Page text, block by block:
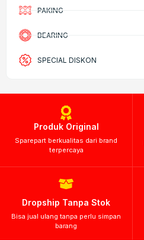
PAKING
BEARING
SPECIAL DISKON
Produk Original
Sparepart berkualitas dari brand
terpercaya
Dropship Tanpa Stok
Bisa jual ulang tanpa perlu simpan
barang